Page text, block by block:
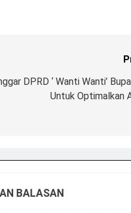
DPRD ‘ Wanti Wanti’
Untuk Optimalkan
BALASAN